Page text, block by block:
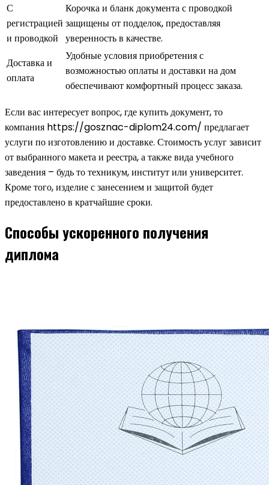
С
регистрацией
и проводкой
Корочка и бланк документа с проводкой
защищены от подделок, предоставляя
уверенность в качестве.
Доставка и
оплата
Удобные условия приобретения с
возможностью оплаты и доставки на дом
обеспечивают комфортный процесс заказа.
Если вас интересует вопрос, где купить документ, то
компания https://gosznac-diplom24.com/ предлагает
услуги по изготовлению и доставке. Стоимость услуг зависит
от выбранного макета и реестра, а также вида учебного
заведения – будь то техникум, институт или университет.
Кроме того, изделие с занесением и защитой будет
предоставлено в кратчайшие сроки.
Способы ускоренного получения
диплома